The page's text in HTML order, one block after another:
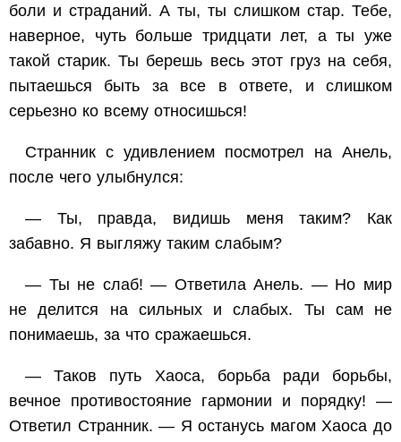
боли и страданий. А ты, ты слишком стар. Тебе,
наверное, чуть больше тридцати лет, а ты уже
такой старик. Ты берешь весь этот груз на себя,
пытаешься быть за все в ответе, и слишком
серьезно ко всему относишься!
Странник с удивлением посмотрел на Анель,
после чего улыбнулся:
— Ты, правда, видишь меня таким? Как
забавно. Я выгляжу таким слабым?
— Ты не слаб! — Ответила Анель. — Но мир
не делится на сильных и слабых. Ты сам не
понимаешь, за что сражаешься.
— Таков путь Хаоса, борьба ради борьбы,
вечное противостояние гармонии и порядку! —
Ответил Странник. — Я останусь магом Хаоса до